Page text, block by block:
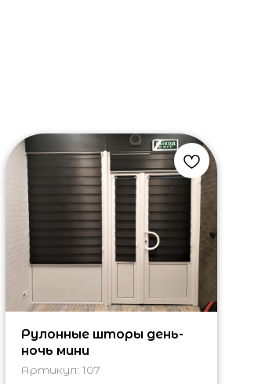
Рулонные шторы день-
ночь мини
Артикул: 107